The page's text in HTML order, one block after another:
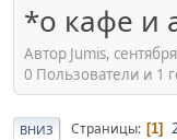
*о кафе и
Автор Jumis,
0 Пользователи и 1
ВНИЗ Страницы 1